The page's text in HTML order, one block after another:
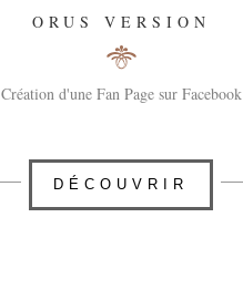
ORUS VERSION
Création d'une Fan Page sur Facebook
DÉCOUVRIR